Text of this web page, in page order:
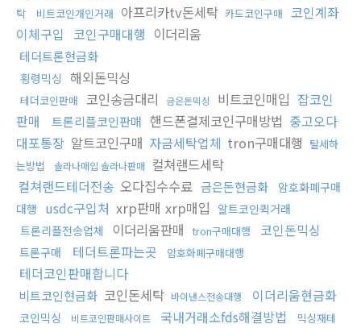
탁
비트코인개인거래 아프리카tv돈세탁 카드코인구매
코인계좌
이체구입 코인구매대행 이더리움
테더트론현금화
횡령믹싱 해외돈믹싱
테더코인판매 코인송금대리 금은돈믹싱 비트코인매입 잡코인
판매
트론리플코인판매 핸드폰결제코인구매방법 중고오다
대포통장 알트코인구매 자금세탁업체 tron구매대행 탈세하
는방법
솔라나매입 솔라나판매 컬쳐랜드세탁
컬쳐랜드테더전송 오다집수수료 금은돈현금화
암호화폐구매
대행 usdc구입처 xrp판매 xrp매입 알트코인퀵거래
트론리플전송업체
이더리움판매 tron구매대행 코인돈믹싱
트론구매 테더트론파는곳 암호화폐구매대행
테더코인판매합니다
비트코인현금화 코인돈세탁 바이낸스전송대행 이더리움현금화
코인믹싱 비트코인판매사이트 국내거래소fds해결방법
믹싱재테